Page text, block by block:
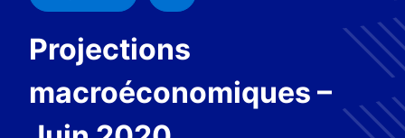
Projections
macroéconomiques –